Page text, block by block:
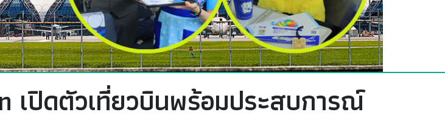
เปิดตัวเที่ยวบินพร้อมประสบการณ์